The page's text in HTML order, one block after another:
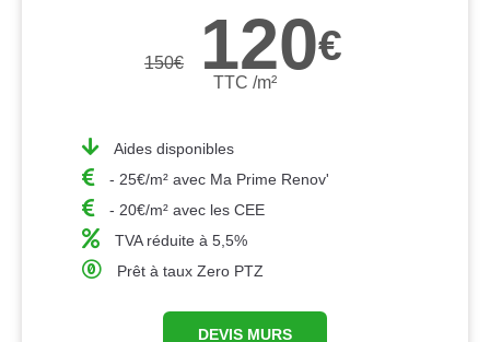
150€ 120€
TTC /m²
Aides disponibles
- 25€/m² avec Ma Prime Renov'
- 20€/m² avec les CEE
TVA réduite à 5,5%
Prêt à taux Zero PTZ
DEVIS MURS